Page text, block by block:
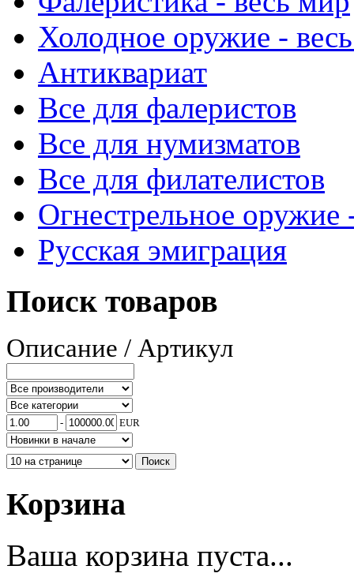
Холодное оружие -
Антиквариат
Все для фалеристов
Все для нумизматов
Все для филателистов
Огнестрельное оружие
Русская эмиграция
Поиск товаров
Описание / Артикул
- EUR
Корзина
Ваша корзина пуста...